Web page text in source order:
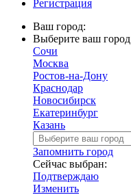
Регистрация
Ваш город:
Выберите ваш город
Сочи
Москва
Ростов-на-Дону
Краснодар
Новосибирск
Екатеринбург
Казань
Запомнить город
Сейчас выбран:
Подтверждаю
Изменить